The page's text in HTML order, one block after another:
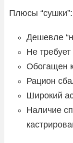
Плюсы “сушки”:
Дешевле
Не
Обогащен
Рацион
Широкий
Наличие